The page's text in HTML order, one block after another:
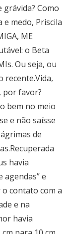
grávida? Como
e medo, Priscila
ME
o Beta
Ou seja, ou
recente.Vida,
por favor?
bem no meio
e não saísse
de
havia
agendas” e
contato com a
e na
havia